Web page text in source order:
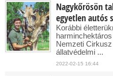
Nagykőrösön
egyetlen autós
Korábbi
Nemzeti
állatvédelmi ...
2022-02-15 16:44